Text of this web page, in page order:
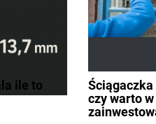
ile to
czy warto